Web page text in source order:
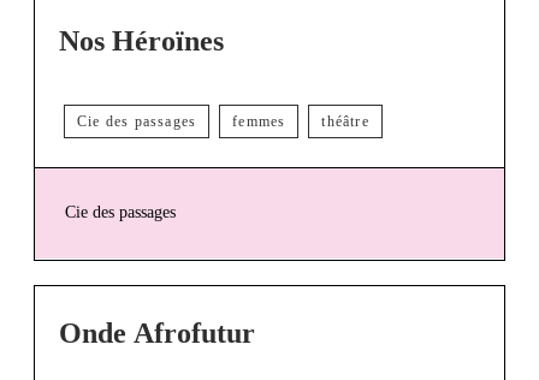
Nos Héroïnes
Cie des passages femmes théâtre
Cie des passages
Onde Afrofutur